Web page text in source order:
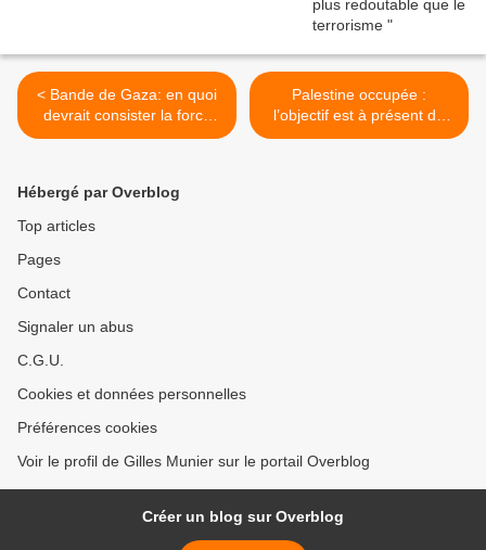
< Bande de Gaza: en quoi
devrait consister la force
internationale de
Palestine occupée :
l’objectif est à présent de
liquider toute manifestation
Hébergé par Overblog
Top articles
Pages
Contact
Signaler un abus
C.G.U.
Cookies et données personnelles
Préférences cookies
Voir le profil de Gilles Munier sur le portail Overblog
Créer un blog sur Overblog